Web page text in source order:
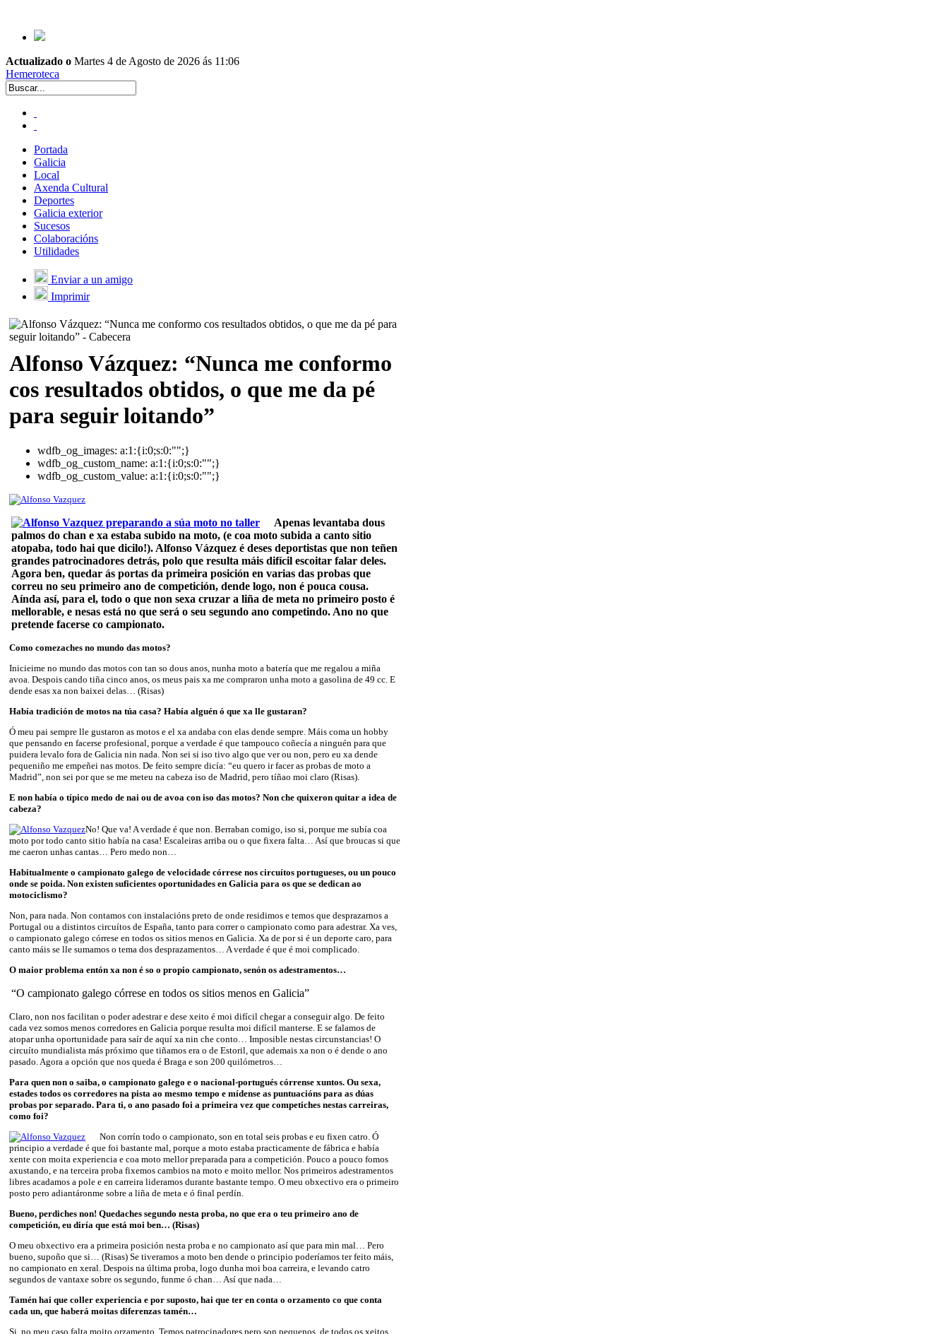
Actualizado o Martes 4 de Agosto de 2026 ás 11:06
Hemeroteca
Portada
Galicia
Local
Axenda Cultural
Deportes
Galicia exterior
Sucesos
Colaboracións
Utilidades
Enviar a un amigo
Imprimir
Alfonso Vázquez: “Nunca me conformo
cos resultados obtidos, o que me da pé
para seguir loitando”
wdfb_og_images: a:1:{i:0;s:0:"";}
wdfb_og_custom_name: a:1:{i:0;s:0:"";}
wdfb_og_custom_value: a:1:{i:0;s:0:"";}
Apenas levantaba dous
palmos do chan e xa estaba subido na moto, (e coa moto subida a canto sitio
atopaba, todo hai que dicilo!). Alfonso Vázquez é deses deportistas que non teñen
grandes patrocinadores detrás, polo que resulta máis difícil escoitar falar deles.
Agora ben, quedar ás portas da primeira posición en varias das probas que
correu no seu primeiro ano de competición, dende logo, non é pouca cousa.
Aínda así, para el, todo o que non sexa cruzar a liña de meta no primeiro posto é
mellorable, e nesas está no que será o seu segundo ano competindo. Ano no que
pretende facerse co campionato.
Como comezaches no mundo das motos?
Inicieime no mundo das motos con tan so dous anos, nunha moto a batería que me regalou a miña
avoa. Despois cando tiña cinco anos, os meus pais xa me compraron unha moto a gasolina de 49 cc. E
dende esas xa non baixei delas… (Risas)
Había tradición de motos na túa casa? Había alguén ó que xa lle gustaran?
Ó meu pai sempre lle gustaron as motos e el xa andaba con elas dende sempre. Máis coma un hobby
que pensando en facerse profesional, porque a verdade é que tampouco coñecía a ninguén para que
puidera levalo fora de Galicia nin nada. Non sei si iso tivo algo que ver ou non, pero eu xa dende
pequeniño me empeñei nas motos. De feito sempre dicía: “eu quero ir facer as probas de moto a
Madrid”, non sei por que se me meteu na cabeza iso de Madrid, pero tíñao moi claro (Risas).
E non había o típico medo de nai ou de avoa con iso das motos? Non che quixeron quitar a idea de
cabeza?
No! Que va! A verdade é que non. Berraban comigo, iso si, porque me subía coa
moto por todo canto sitio había na casa! Escaleiras arriba ou o que fixera falta… Así que broucas si que
me caeron unhas cantas… Pero medo non…
Habitualmente o campionato galego de velocidade córrese nos circuítos portugueses, ou un pouco
onde se poida. Non existen suficientes oportunidades en Galicia para os que se dedican ao
motociclismo?
Non, para nada. Non contamos con instalacións preto de onde residimos e temos que desprazarnos a
Portugal ou a distintos circuítos de España, tanto para correr o campionato como para adestrar. Xa ves,
o campionato galego córrese en todos os sitios menos en Galicia. Xa de por si é un deporte caro, para
canto máis se lle sumamos o tema dos desprazamentos… A verdade é que é moi complicado.
O maior problema entón xa non é so o propio campionato, senón os adestramentos…
“O campionato galego córrese en todos os sitios menos en Galicia”
Claro, non nos facilitan o poder adestrar e dese xeito é moi difícil chegar a conseguir algo. De feito
cada vez somos menos corredores en Galicia porque resulta moi difícil manterse. E se falamos de
atopar unha oportunidade para saír de aquí xa nin che conto… Imposible nestas circunstancias! O
circuíto mundialista más próximo que tiñamos era o de Estoril, que ademais xa non o é dende o ano
pasado. Agora a opción que nos queda é Braga e son 200 quilómetros…
Para quen non o saiba, o campionato galego e o nacional-portugués córrense xuntos. Ou sexa,
estades todos os corredores na pista ao mesmo tempo e mídense as puntuacións para as dúas
probas por separado. Para ti, o ano pasado foi a primeira vez que competiches nestas carreiras,
como foi?
Non corrín todo o campionato, son en total seis probas e eu fixen catro. Ó
principio a verdade é que foi bastante mal, porque a moto estaba practicamente de fábrica e había
xente con moita experiencia e coa moto mellor preparada para a competición. Pouco a pouco fomos
axustando, e na terceira proba fixemos cambios na moto e moito mellor. Nos primeiros adestramentos
libres acadamos a pole e en carreira lideramos durante bastante tempo. O meu obxectivo era o primeiro
posto pero adiantáronme sobre a liña de meta e ó final perdín.
Bueno, perdiches non! Quedaches segundo nesta proba, no que era o teu primeiro ano de
competición, eu diría que está moi ben… (Risas)
O meu obxectivo era a primeira posición nesta proba e no campionato así que para min mal… Pero
bueno, supoño que si… (Risas) Se tiveramos a moto ben dende o principio poderíamos ter feito máis,
no campionato en xeral. Despois na última proba, logo dunha moi boa carreira, e levando catro
segundos de vantaxe sobre os segundo, funme ó chan… Así que nada…
Tamén hai que coller experiencia e por suposto, hai que ter en conta o orzamento co que conta
cada un, que haberá moitas diferenzas tamén…
Si, no meu caso falta moito orzamento. Temos patrocinadores pero son pequenos, de todos os xeitos